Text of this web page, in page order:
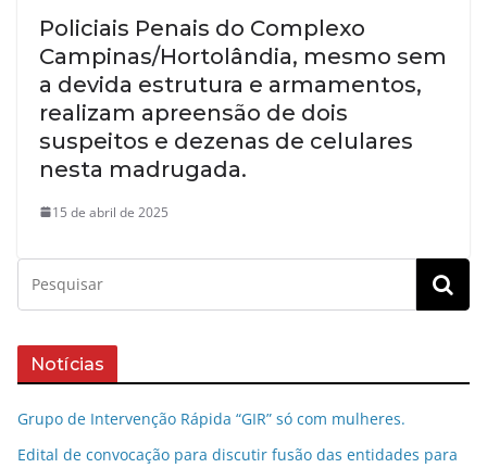
Policiais Penais do Complexo
Campinas/Hortolândia, mesmo sem
a devida estrutura e armamentos,
realizam apreensão de dois
suspeitos e dezenas de celulares
nesta madrugada.
15 de abril de 2025
Notícias
Grupo de Intervenção Rápida “GIR” só com mulheres.
Edital de convocação para discutir fusão das entidades para